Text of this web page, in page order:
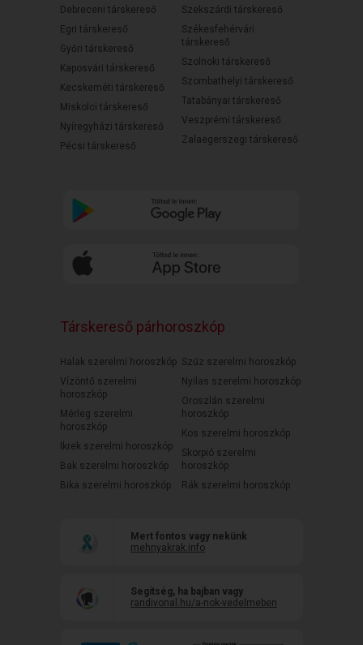
Debreceni társkereső
Egri társkereső
Győri társkereső
Kaposvári társkereső
Kecskeméti társkereső
Miskolci társkereső
Nyíregyházi társkereső
Pécsi társkereső
Szekszárdi társkereső
Székesfehérvári
társkereső
Szolnoki társkereső
Szombathelyi társkereső
Tatabányai társkereső
Veszprémi társkereső
Zalaegerszegi társkereső
Társkereső párhoroszkóp
Halak szerelmi horoszkóp
Vízöntő szerelmi
horoszkóp
Mérleg szerelmi
horoszkóp
Ikrek szerelmi horoszkóp
Bak szerelmi horoszkóp
Bika szerelmi horoszkóp
Szűz szerelmi horoszkóp
Nyilas szerelmi horoszkóp
Oroszlán szerelmi
horoszkóp
Kos szerelmi horoszkóp
Skorpió szerelmi
horoszkóp
Rák szerelmi horoszkóp
Mert fontos vagy nekünk
mehnyakrak.info
Segítség, ha bajban vagy
randivonal.hu/a-nok-vedelmeben